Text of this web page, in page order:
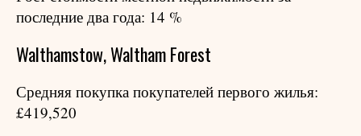
последние два года: 14 %
Walthamstow, Waltham Forest
Средняя покупка покупателей первого жилья:
£419,520